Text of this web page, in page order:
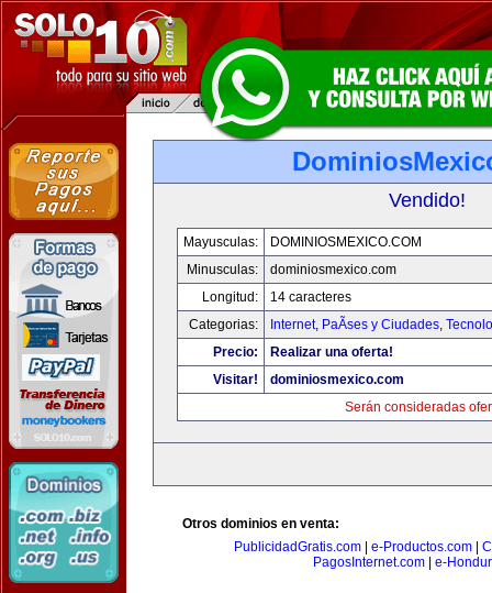
Vendido!
Mayusculas:
DOMINIOSMEXICO.COM
Minusculas:
dominiosmexico.com
Longitud:
14 caracteres
Categorias:
Internet, PaÃ­ses y Ciudades,
Precio:
Realizar una oferta!
Visitar!
dominiosmexico.com
Serán consideradas
Otros dominios en venta:
PublicidadGratis.com
e-Productos.com
PagosInternet.com
e-